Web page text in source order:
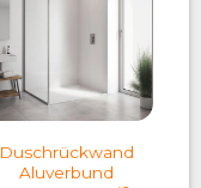
Duschrückwand
Aluverbund